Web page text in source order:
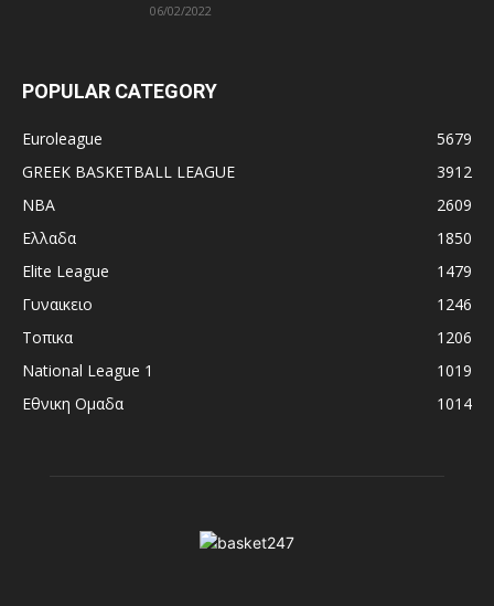
06/02/2022
POPULAR CATEGORY
Euroleague
5679
GREEK BASKETBALL LEAGUE
3912
NBA
2609
Ελλαδα
1850
Elite League
1479
Γυναικειο
1246
Τοπικα
1206
National League 1
1019
Εθνικη Ομαδα
1014